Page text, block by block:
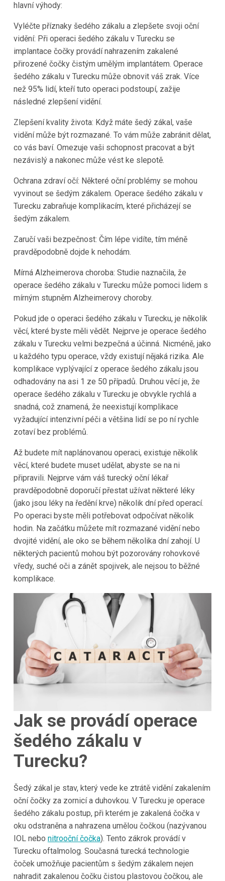
hlavní výhody:
Vyléčte příznaky šedého zákalu a zlepšete svoji oční
vidění: Při operaci šedého zákalu v Turecku se
implantace čočky provádí nahrazením zakalené
přirozené čočky čistým umělým implantátem. Operace
šedého zákalu v Turecku může obnovit váš zrak. Více
než 95% lidí, kteří tuto operaci podstoupí, zažije
následné zlepšení vidění.
Zlepšení kvality života: Když máte šedý zákal, vaše
vidění může být rozmazané. To vám může zabránit dělat,
co vás baví. Omezuje vaši schopnost pracovat a být
nezávislý a nakonec může vést ke slepotě.
Ochrana zdraví očí: Některé oční problémy se mohou
vyvinout se šedým zákalem. Operace šedého zákalu v
Turecku zabraňuje komplikacím, které přicházejí se
šedým zákalem.
Zaručí vaši bezpečnost: Čím lépe vidíte, tím méně
pravděpodobně dojde k nehodám.
Mírná Alzheimerova choroba: Studie naznačila, že
operace šedého zákalu v Turecku může pomoci lidem s
mírným stupněm Alzheimerovy choroby.
Pokud jde o operaci šedého zákalu v Turecku, je několik
věcí, které byste měli vědět. Nejprve je operace šedého
zákalu v Turecku velmi bezpečná a účinná. Nicméně, jako
u každého typu operace, vždy existují nějaká rizika. Ale
komplikace vyplývající z operace šedého zákalu jsou
odhadovány na asi 1 ze 50 případů. Druhou věcí je, že
operace šedého zákalu v Turecku je obvykle rychlá a
snadná, což znamená, že neexistují komplikace
vyžadující intenzivní péči a většina lidí se po ní rychle
zotaví bez problémů.
Až budete mít naplánovanou operaci, existuje několik
věcí, které budete muset udělat, abyste se na ni
připravili. Nejprve vám váš turecký oční lékař
pravděpodobně doporučí přestat užívat některé léky
(jako jsou léky na ředění krve) několik dní před operací.
Po operaci byste měli potřebovat odpočívat několik
hodin. Na začátku můžete mít rozmazané vidění nebo
dvojité vidění, ale oko se během několika dní zahojí. U
některých pacientů mohou být pozorovány rohovkové
vředy, suché oči a zánět spojivek, ale nejsou to běžné
komplikace.
Jak se provádí operace
šedého zákalu v
Turecku?
Šedý zákal je stav, který vede ke ztrátě vidění zakalením
oční čočky za zornicí a duhovkou. V Turecku je operace
šedého zákalu postup, při kterém je zakalená čočka v
oku odstraněna a nahrazena umělou čočkou (nazývanou
IOL nebo nitrooční čočka). Tento zákrok provádí v
Turecku oftalmolog. Současná turecká technologie
čoček umožňuje pacientům s šedým zákalem nejen
nahradit zakalenou čočku čistou plastovou čočkou, ale